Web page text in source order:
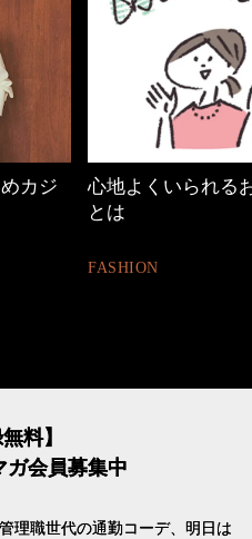
ゃれ
優木まおみさん「
割。」
LIFESTYLE
料】
ガ会員募集中
管理職世代の通勤コーデ、明日は